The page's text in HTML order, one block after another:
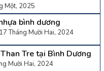
Một, 2025
bình dương
Tháng Mười Hai, 2024
Tre tại Bình Dương
Mười Hai, 2024